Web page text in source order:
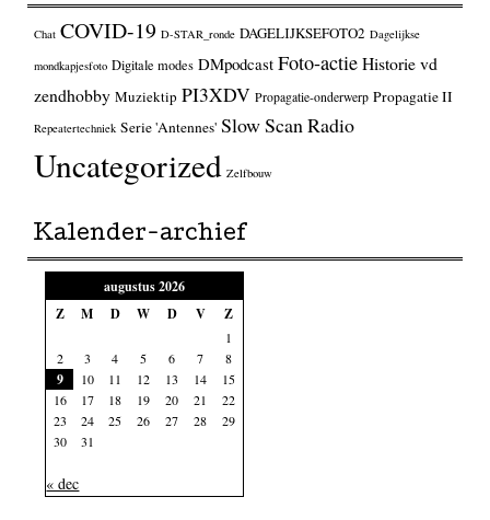
Chat COVID-19 D-STAR_ronde DAGELIJKSEFOTO2 Dagelijkse
mondkapjesfoto Digitale modes DMpodcast Foto-actieHistorie vd
zendhobby Muziektip PI3XDV Propagatie-onderwerp Propagatie II
Repeatertechniek Serie 'Antennes' Slow Scan Radio
Uncategorized Zelfbouw
Kalender-archief
augustus 2026
Z
M D W D V Z
1
2
3 4 5 6 7 8
9 10 11 12 13 14
15
16
17 18 19 20 21
22
23
24 25 26 27 28
29
30
31
« dec